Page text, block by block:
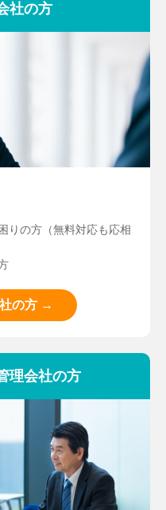
社の方
りの方（無料対応も応相
の方 →
理会社の方